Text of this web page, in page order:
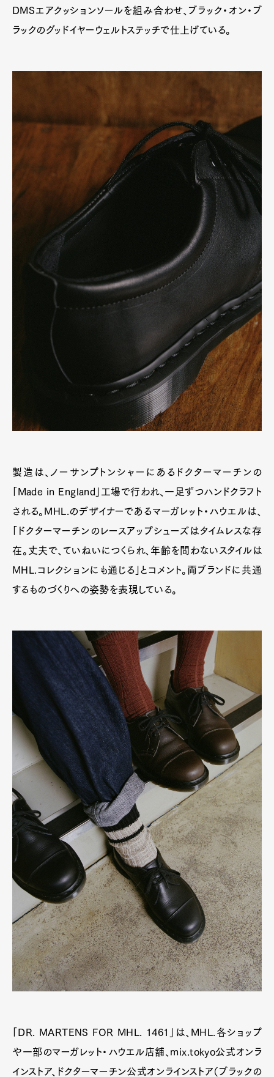
DMSエアクッションソールを組み合わせ、ブラック・オン・ブ
ラックのグッドイヤーウェルトステッチで仕上げている。
製造は、ノーサンプトンシャーにあるドクターマーチンの
「Made in England」工場で行われ、一足ずつハンドクラフト
される。MHL.のデザイナーであるマーガレット・ハウエルは、
「ドクターマーチンのレースアップシューズはタイムレスな存
在。丈夫で、ていねいにつくられ、年齢を問わないスタイルは
MHL.コレクションにも通じる」とコメント。両ブランドに共通
するものづくりへの姿勢を表現している。
「DR. MARTENS FOR MHL. 1461」は、MHL.各ショップ
や一部のマーガレット・ハウエル店舗、mix.tokyo公式オンラ
インストア、ドクターマーチン公式オンラインストア（ブラックの